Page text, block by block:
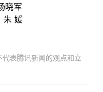
晓军
朱 媛
表腾讯新闻的观点和立